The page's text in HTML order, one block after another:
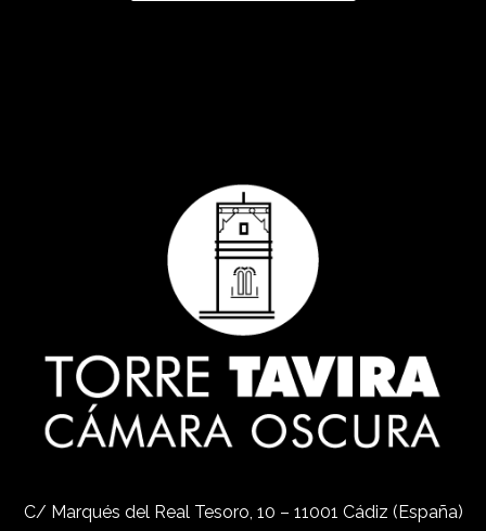
C/ Marqués del Real Tesoro, 10 – 11001 Cádiz (España)